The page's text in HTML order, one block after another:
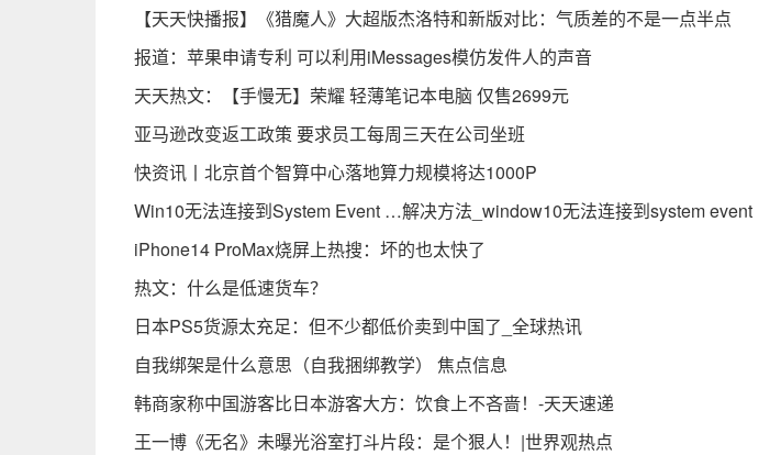
【天天快播报】《猎魔人》大超版杰洛特和新版对比：气质差的不是一点半点
报道：苹果申请专利 可以利用iMessages模仿发件人的声音
天天热文：【手慢无】荣耀 轻薄笔记本电脑 仅售2699元
亚马逊改变返工政策 要求员工每周三天在公司坐班
快资讯丨北京首个智算中心落地算力规模将达1000P
Win10无法连接到System Event …解决方法_window10无法连接到system event
iPhone14 ProMax烧屏上热搜：坏的也太快了
热文：什么是低速货车？
日本PS5货源太充足：但不少都低价卖到中国了_全球热讯
自我绑架是什么意思（自我捆绑教学） 焦点信息
韩商家称中国游客比日本游客大方：饮食上不吝啬！-天天速递
王一博《无名》未曝光浴室打斗片段：是个狠人！|世界观热点